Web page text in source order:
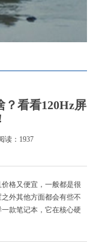
？看看120Hz屏
读：1937
格又便宜，一般都是很
外其他方面都会有些不
款笔记本，它在核心硬